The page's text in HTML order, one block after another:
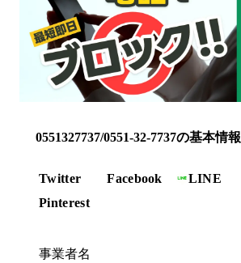
0551327737/0551-32-7737の基本情報
Twitter Facebook LINE
Pinterest
事業者名